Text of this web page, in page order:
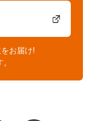
お届け!